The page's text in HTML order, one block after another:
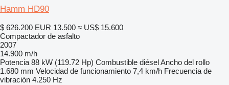
Hamm HD90
$ 626.200 EUR 13.500 ≈ US$ 15.600
Compactador de asfalto
2007
14.900 m/h
Potencia 88 kW (119.72 Hp) Combustible diéselAncho del rollo
1.680 mm Velocidad de funcionamiento 7,4 km/h Frecuencia de
vibración 4.250 Hz